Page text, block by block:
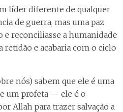
líder diferente de qualquer
de guerra, mas uma paz
e reconciliasse a humanidade
retidão e acabaria com o ciclo
nós) sabem que ele é uma
um profeta — ele é o
Allah para trazer salvação a